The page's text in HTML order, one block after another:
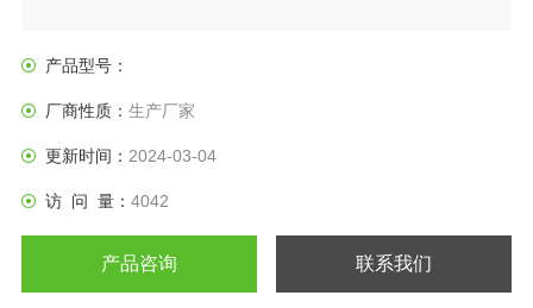
产品型号：
厂商性质： 生产厂家
更新时间： 2024-03-04
访 问 量： 4042
产品咨询 联系我们